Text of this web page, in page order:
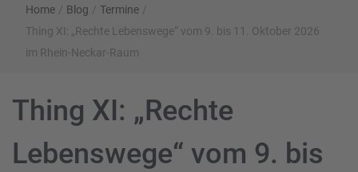
Home / Blog / Termine /
Thing XI: „Rechte Lebenswege“ vom 9. bis 11. Oktober 2026
im Rhein-Neckar-Raum
Thing XI: „Rechte
Lebenswege“ vom 9. bis